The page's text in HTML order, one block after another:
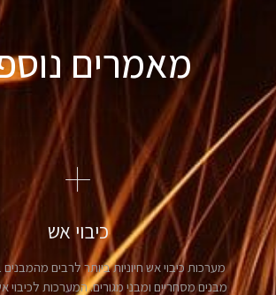
מאמרים
כיבוי אש
מערכות כיבוי אש חיוניות ביותר לרבים
מבנים מסחריים ומבני מגורים. המערכות לכיבוי